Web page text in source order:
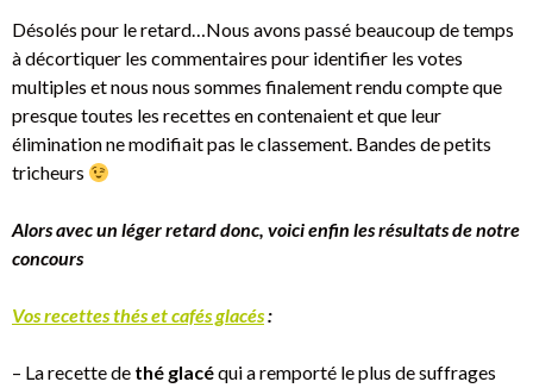
Désolés pour le retard…Nous avons passé beaucoup de temps
à décortiquer les commentaires pour identifier les votes
multiples et nous nous sommes finalement rendu compte que
presque toutes les recettes en contenaient et que leur
élimination ne modifiait pas le classement. Bandes de petits
tricheurs
Alors avec un léger retard donc, voici enfin les résultats de notre
concours
Vos recettes thés et cafés glacés:
– La recette de thé glacéqui a remporté le plus de suffrages